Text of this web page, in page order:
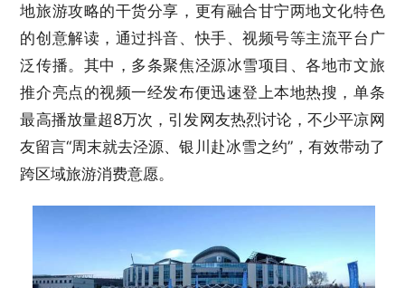
地旅游攻略的干货分享，更有融合甘宁两地文化特色
的创意解读，通过抖音、快手、视频号等主流平台广
泛传播。其中，多条聚焦泾源冰雪项目、各地市文旅
推介亮点的视频一经发布便迅速登上本地热搜，单条
最高播放量超8万次，引发网友热烈讨论，不少平凉网
友留言“周末就去泾源、银川赴冰雪之约”，有效带动了
跨区域旅游消费意愿。